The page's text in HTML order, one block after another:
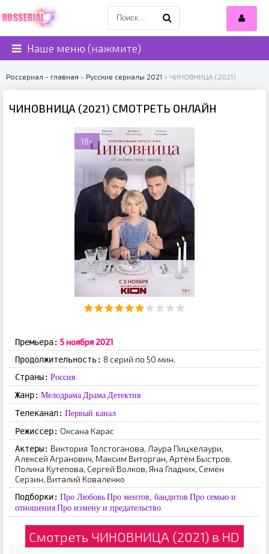
Наше меню (нажмите)
Россериал - главная » Русские сериалы 2021 » ЧИНОВНИЦА (2021)
ЧИНОВНИЦА (2021) СМОТРЕТЬ ОНЛАЙН
18+
Премьера: 5 ноября 2021
Продолжительность: 8 серий по 50 мин.
Страны: Россия
Жанр: Мелодрама Драма Детектив
Телеканал: Первый канал
Режиссер: Оксана Карас
Актеры: Виктория Толстоганова, Лаура Пицхелаури,
Алексей Агранович, Максим Виторган, Артём Быстров,
Полина Кутепова, Сергей Волков, Яна Гладких, Семён
Серзин, Виталий Коваленко
Подборки: Про Любовь Про ментов, бандитов Про семью и
отношения Про измену и предательство
Смотреть ЧИНОВНИЦА (2021) в HD